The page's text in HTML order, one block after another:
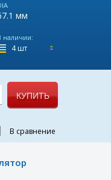
мм
наличии:
4 шт
КУПИТЬ
В сравнение